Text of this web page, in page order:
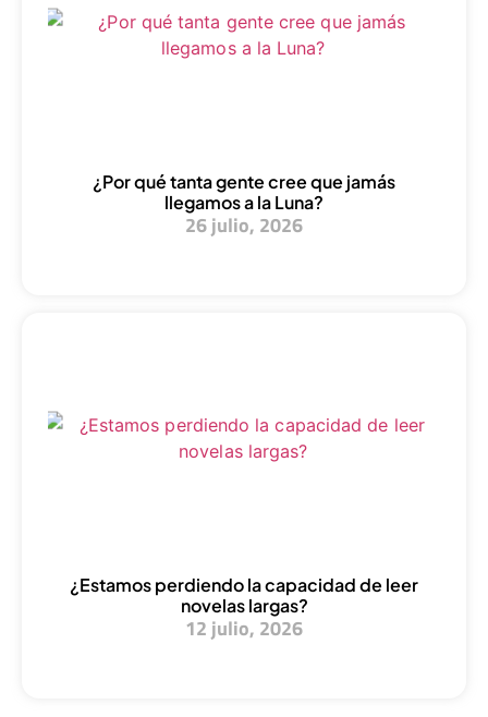
¿Por qué tanta gente cree que jamás
llegamos a la Luna?
26 julio, 2026
¿Estamos perdiendo la capacidad de leer
novelas largas?
12 julio, 2026